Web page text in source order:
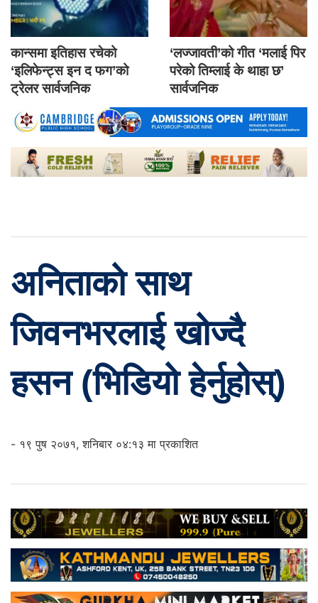
कान्समा इतिहास रचेको
‘इलिफेन्ट्स इन द फग’को
ट्रेलर सार्वजनिक
‘लज्जावती’को गीत ‘मलाई पिर
परेको तिम्लाई के थाहा छ’
सार्वजनिक
अनिताको साथ
जिवनभरलाई खोज्दै
हसन (भिडियो हेर्नुहोस्)
- १९ पुष २०७१, शनिबार ०४:१३ मा प्रकाशित